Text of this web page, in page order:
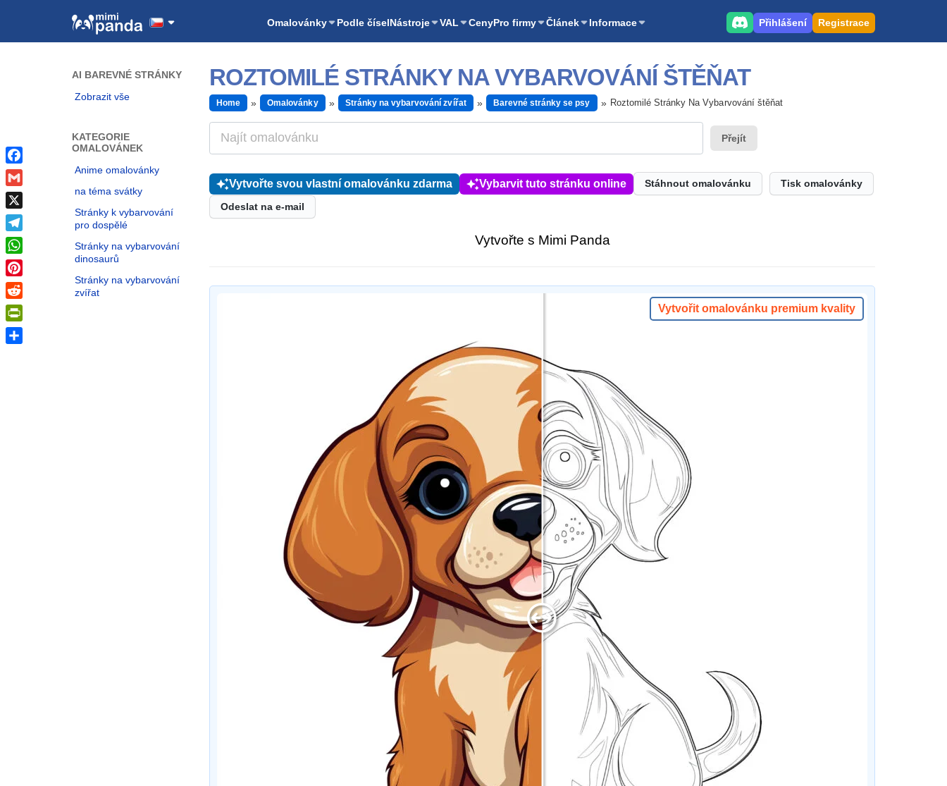
Omalovánky Podle číselNástroje VAL CenyPro firmy Článek Informace Přihlášení Registrace
AI BAREVNÉ STRÁNKY
Zobrazit vše
KATEGORIE
OMALOVÁNEK
Anime omalovánky
na téma svátky
Stránky k vybarvování
pro dospělé
Stránky na vybarvování
dinosaurů
Stránky na vybarvování
zvířat
ROZTOMILÉ STRÁNKY NA VYBARVOVÁNÍ ŠTĚŇAT
Home Omalovánky Stránky na vybarvování zvířat Barevné stránky se psy Roztomilé Stránky Na Vybarvování štěňat
Přejít
Vytvořte svou vlastní omalovánku zdarma Vybarvit tuto stránku online Stáhnout omalovánku Tisk omalovánky
Odeslat na e-mail
Vytvořte s Mimi Panda
Vytvořit omalovánku premium kvality
Facebook
Gmail
X
Telegram
WhatsApp
Pinterest
Reddit
PrintFriendly